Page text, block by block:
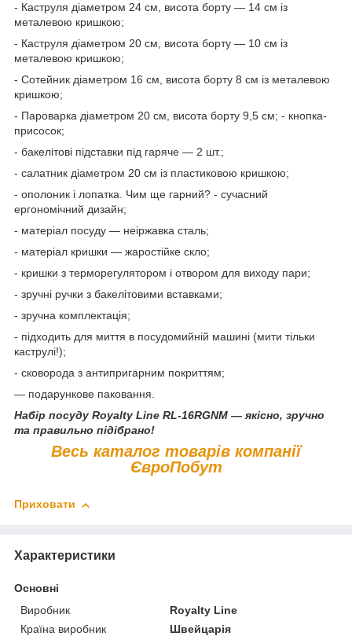
- Каструля діаметром 24 см, висота борту — 14 см із
металевою кришкою;
- Каструля діаметром 20 см, висота борту — 10 см із
металевою кришкою;
- Сотейник діаметром 16 см, висота борту 8 см із металевою
кришкою;
- Пароварка діаметром 20 см, висота борту 9,5 см; - кнопка-
присосок;
- бакелітові підставки під гаряче — 2 шт.;
- салатник діаметром 20 см із пластиковою кришкою;
- ополоник і лопатка. Чим ще гарний? - сучасний
ергономічний дизайн;
- матеріал посуду — неіржавка сталь;
- матеріал кришки — жаростійке скло;
- кришки з терморегулятором і отвором для виходу пари;
- зручні ручки з бакелітовими вставками;
- зручна комплектація;
- підходить для миття в посудомийній машині (мити тільки
каструлі!);
- сковорода з антипригарним покриттям;
— подарункове паковання.
Набір посуду Royalty Line RL-16RGNM — якісно, зручно
та правильно підібрано!
Весь каталог товарів компанії
ЄвроПобут
Приховати
Характеристики
Основні
Виробник
Royalty Line
Країна виробник
Швейцарія